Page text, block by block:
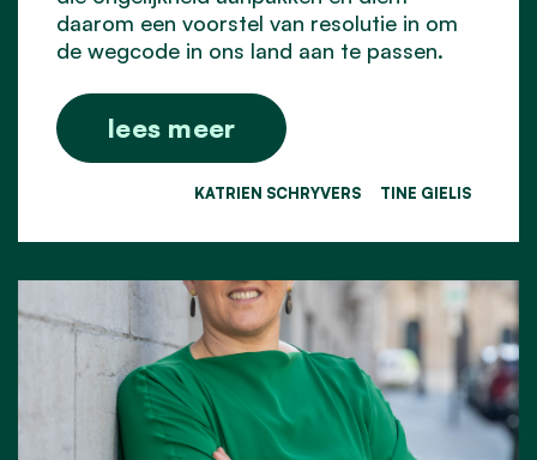
daarom een voorstel van resolutie in om
de wegcode in ons land aan te passen.
lees meer
KATRIEN SCHRYVERS TINE GIELIS